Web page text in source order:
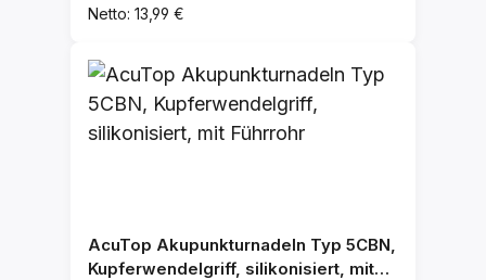
Netto: 13,99 €
AcuTop Akupunkturnadeln Typ 5CBN,
Kupferwendelgriff, silikonisiert, mit